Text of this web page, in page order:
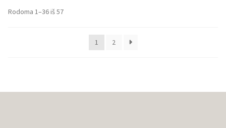
Rodoma 1–36 iš 57Rūšiuojama
populiarumą
1
2